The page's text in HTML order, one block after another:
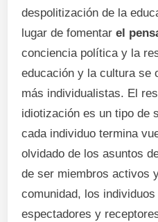
despolitización de la
lugar de fomentarel
conciencia política y la
educación y la cultura se
más individualistas. El
idiotización es un tipo de
cada individuo termina
olvidado de los asuntos
de ser miembros activos
comunidad, los
espectadores y